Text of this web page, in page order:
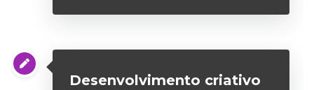
Desenvolvimento criativo